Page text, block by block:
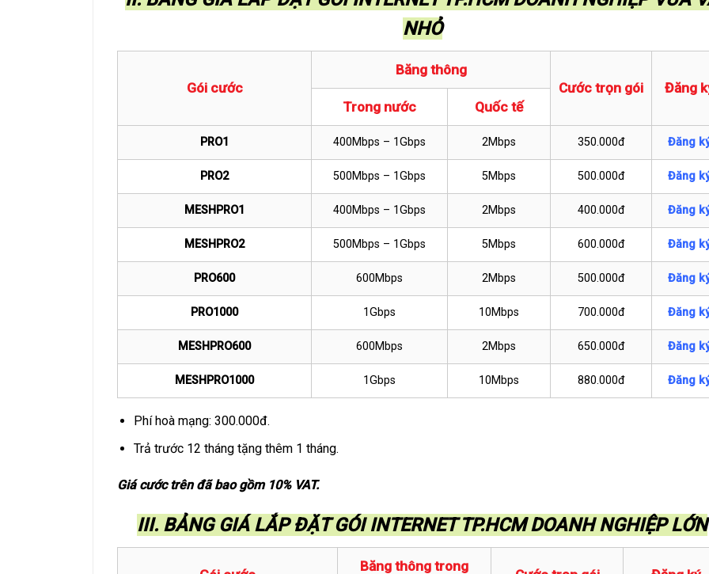
NHỎ
Gói cước
Băng thông
Cước trọn gói
Đăng
Trong nước
Quốc tế
PRO1 400Mbps – 1Gbps 2Mbps 350.000đ Đăng
PRO2 500Mbps – 1Gbps 5Mbps 500.000đ Đăng
MESHPRO1 400Mbps – 1Gbps 2Mbps 400.000đ Đăng
MESHPRO2 500Mbps – 1Gbps 5Mbps 600.000đ Đăng
PRO600 600Mbps 2Mbps 500.000đ Đăng
PRO1000 1Gbps 10Mbps 700.000đ Đăng
MESHPRO600 600Mbps 2Mbps 650.000đ Đăng
MESHPRO1000 1Gbps 10Mbps 880.000đ Đăng
Phí hoà mạng: 300.000đ.
Trả trước 12 tháng tặng thêm 1 tháng.
Giá cước trên đã bao gồm 10% VAT.
III. BẢNG GIÁ LẮP ĐẶT GÓI INTERNET TP.HCM DOANH NGHIỆP LỚN
Băng thông trong